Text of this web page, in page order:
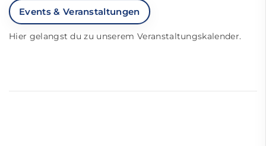
Events & Veranstaltungen
Hier gelangst du zu unserem Veranstaltungskalender.